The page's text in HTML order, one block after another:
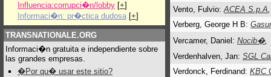
Influencia:corrupci�n/lobby [+]
Informaci�n: pr�ctica dudosa [+]
TRANSNATIONALE.ORG
Informaci�n gratuita e independiente sobre
las grandes empresas.
�Por qu� usar este sitio?
Vento, Fulvio:ACEA S.p.A,
Verberg, George H B:
Vercamer, Daniel: Nocib�,
Verdenhalven, Jan: SGL
Verdonck, Ferdinand: KBC